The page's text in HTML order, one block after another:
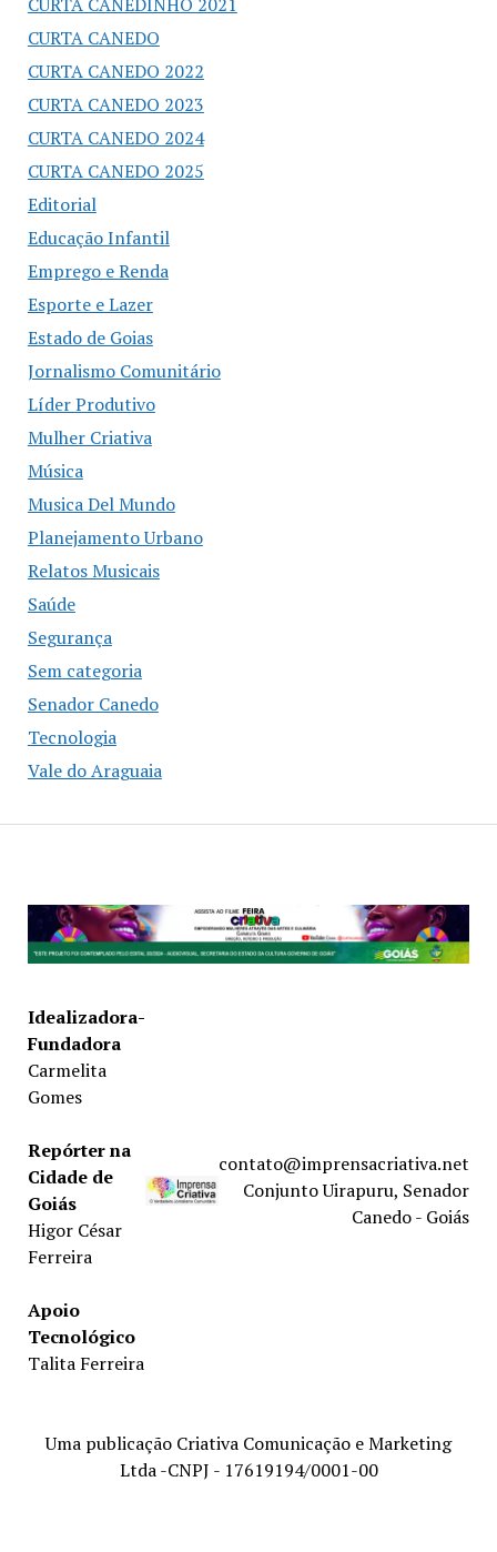
CURTA CANEDO
CURTA CANEDO 2022
CURTA CANEDO 2023
CURTA CANEDO 2024
CURTA CANEDO 2025
Editorial
Educação Infantil
Emprego e Renda
Esporte e Lazer
Estado de Goias
Jornalismo Comunitário
Líder Produtivo
Mulher Criativa
Música
Musica Del Mundo
Planejamento Urbano
Relatos Musicais
Saúde
Segurança
Sem categoria
Senador Canedo
Tecnologia
Vale do Araguaia
Idealizadora-
Fundadora
Carmelita
Gomes
Repórter na
Cidade de
Goiás
Higor César
Ferreira
Apoio
Tecnológico
Talita Ferreira
contato@imprensacriativa.net
Conjunto Uirapuru, Senador
Canedo - Goiás
Uma publicação Criativa Comunicação e Marketing
Ltda -CNPJ - 17619194/0001-00